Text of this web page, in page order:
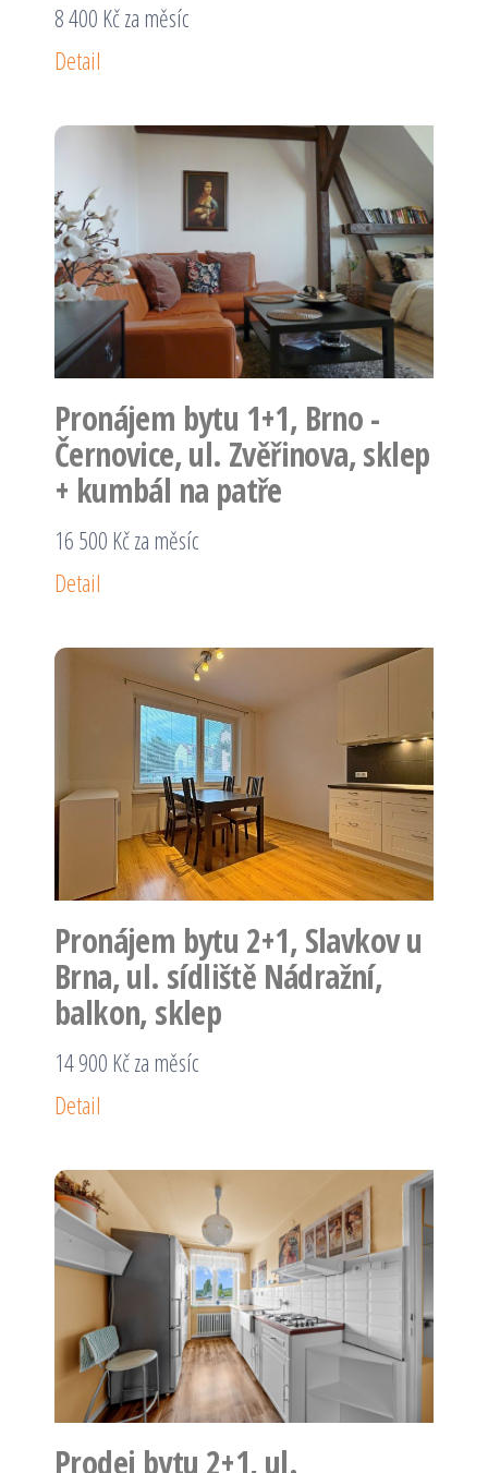
8 400 Kč za měsíc
Detail
Pronájem bytu 1+1, Brno -
Černovice, ul. Zvěřinova, sklep
+ kumbál na patře
16 500 Kč za měsíc
Detail
Pronájem bytu 2+1, Slavkov u
Brna, ul. sídliště Nádražní,
balkon, sklep
14 900 Kč za měsíc
Detail
Prodej bytu 2+1, ul.